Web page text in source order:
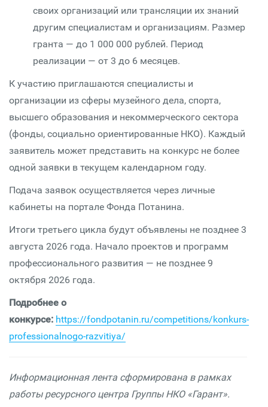
своих организаций или трансляции их знаний
другим специалистам и организациям. Размер
гранта — до 1 000 000 рублей. Период
реализации — от 3 до 6 месяцев.
К участию приглашаются специалисты и
организации из сферы музейного дела, спорта,
высшего образования и некоммерческого сектора
(фонды, социально ориентированные НКО). Каждый
заявитель может представить на конкурс не более
одной заявки в текущем календарном году.
Подача заявок осуществляется через личные
кабинеты на портале Фонда Потанина.
Итоги третьего цикла будут объявлены не позднее 3
августа 2026 года. Начало проектов и программ
профессионального развития — не позднее 9
октября 2026 года.
Подробнее о
конкурсе: https://fondpotanin.ru/competitions/konkurs-
professionalnogo-razvitiya/
Информационная лента сформирована в рамках
работы ресурсного центра Группы НКО «Гарант».